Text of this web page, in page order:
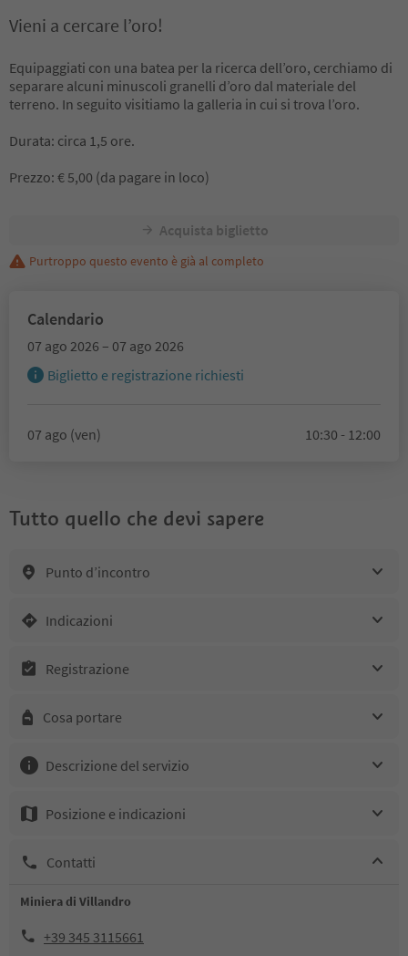
Vieni a cercare l’oro!
Equipaggiati con una batea per la ricerca dell’oro, cerchiamo di
separare alcuni minuscoli granelli d’oro dal materiale del
terreno. In seguito visitiamo la galleria in cui si trova l’oro.
Durata: circa 1,5 ore.
Prezzo: € 5,00 (da pagare in loco)
Acquista biglietto
Purtroppo questo evento è già al completo
Calendario
07 ago 2026 – 07 ago 2026
Biglietto e registrazione richiesti
07 ago (ven) 10:30 - 12:00
Tutto quello che devi sapere
Punto d’incontro
Indicazioni
Registrazione
Cosa portare
Descrizione del servizio
Posizione e indicazioni
Contatti
Miniera di Villandro
+39 345 3115661